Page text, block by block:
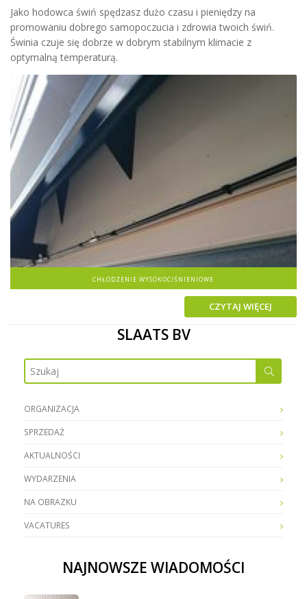
Jako hodowca świń spędzasz dużo czasu i pieniędzy na
promowaniu dobrego samopoczucia i zdrowia twoich świń.
Świnia czuje się dobrze w dobrym stabilnym klimacie z
optymalną temperaturą.
CHŁODZENIE WYSOKOCIŚNIENIOWE
CZYTAJ WIĘCEJ
SLAATS BV
ORGANIZACJA
SPRZEDAŻ
AKTUALNOŚCI
WYDARZENIA
NA OBRAZKU
VACATURES
NAJNOWSZE WIADOMOŚCI